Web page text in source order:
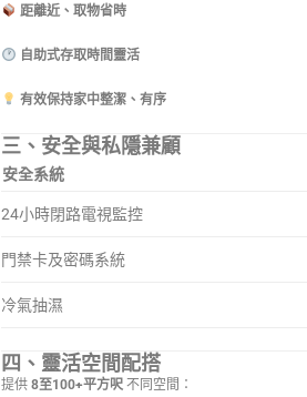
距離近、取物省時
自助式存取時間靈活
有效保持家中整潔、有序
三、安全與私隱兼顧
安全系統
24小時閉路電視監控
門禁卡及密碼系統
冷氣抽濕
四、靈活空間配搭
提供 8至100+平方呎 不同空間：